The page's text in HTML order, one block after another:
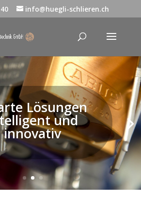
info@huegli-schlieren.ch
Lösungen
und
innovativ